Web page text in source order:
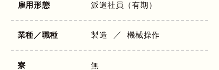
雇用形態 派遣社員（有期）
業種／職種 製造 機械操作
寮 無